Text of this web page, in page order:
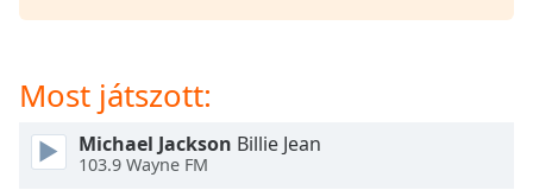
Escape
will
cancel
and
Most játszott:
Michael Jackson Billie Jean
103.9 Wayne FM